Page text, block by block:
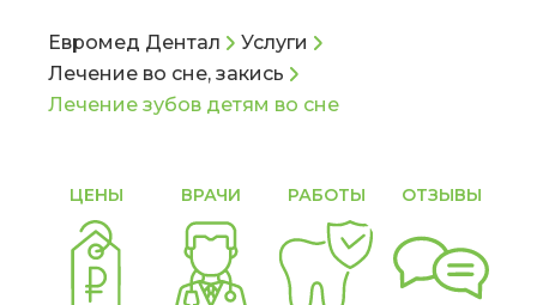
Евромед Дентал
Услуги
Лечение во сне, закись
Лечение зубов детям во сне
ЦЕНЫ ВРАЧИ РАБОТЫ ОТЗЫВЫ